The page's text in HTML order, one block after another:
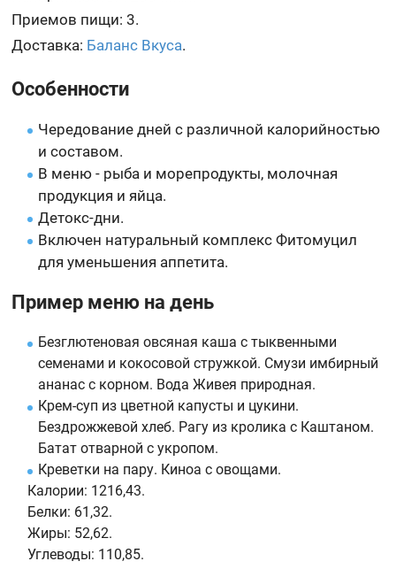
Приемов пищи: 3.
Доставка: Баланс Вкуса.
Особенности
Чередование дней с различной калорийностью
и составом.
В меню - рыба и морепродукты, молочная
продукция и яйца.
Детокс-дни.
Включен натуральный комплекс Фитомуцил
для уменьшения аппетита.
Пример меню на день
Безглютеновая овсяная каша с тыквенными
семенами и кокосовой стружкой. Смузи имбирный
ананас с корном. Вода Живея природная.
Крем-суп из цветной капусты и цукини.
Бездрожжевой хлеб. Рагу из кролика с Каштаном.
Батат отварной с укропом.
Креветки на пару. Киноа с овощами.
Калории: 1216,43.
Белки: 61,32.
Жиры: 52,62.
Углеводы: 110,85.